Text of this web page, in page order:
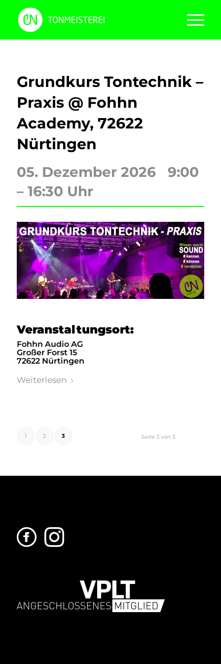
Grundkurs Tontechnik –
Praxis @ Fohhn
Academy, 72622
Nürtingen
05. Dezember 2026 9:00
– 16:30 Uhr
Veranstaltungsort:
Fohhn Audio AG
Großer Forst 15
72622 Nürtingen
Weiterlesen
Seite 3 von 3
1 2 3